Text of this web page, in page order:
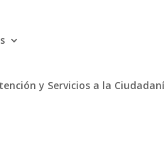
y Servicios a la